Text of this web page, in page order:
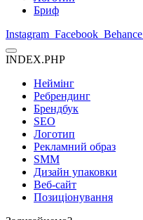
Бриф
Instagram Facebook Behance
INDEX.PHP
Неймінг
Ребрендинг
Брендбук
SEO
Логотип
Рекламний образ
SMM
Дизайн упаковки
Веб-сайт
Позиціонування